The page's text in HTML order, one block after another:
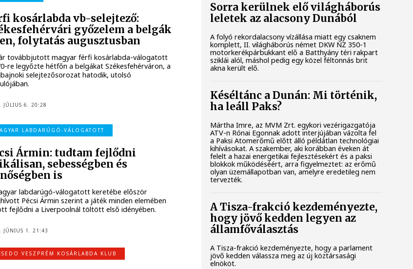
kosárlabda vb-selejtező:
győzelem a belgák
folytatás augusztusban
továbbjutott magyar férfi kosárlabda-válogatott
re legyőzte hétfőn a belgákat Székesfehérváron, a
selejtezősorozat hatodik, utolsó
JÚLIUS 6. 20:28
LABDARÚGÓ-VÁLOGATOTT
Ármin: tudtam fejlődni
sebességben és
is
labdarúgó-válogatott keretébe először
Pécsi Ármin szerint a játék minden elemében
fejlődni a Liverpoolnál töltött első idényében.
JÚNIUS 1. 21:43
VESZPRÉM KOSÁRLABDA KLUB
Sorra kerülnek elő világháborús
leletek az alacsony Dunából
A folyó rekordalacsony vízállása miatt egy csaknem
komplett, II. világháborús német DKW NZ 350-1
motorkerékpárbukkant elő a Batthyány téri rakpart
sziklái alól, máshol pedig egy közel féltonnás brit
akna került elő.
Késéltánc a Dunán: Mi történik,
ha leáll Paks?
Mártha Imre, az MVM Zrt. egykori vezérigazgatója
ATV-n Rónai Egonnak adott interjújában vázolta fel
a Paksi Atomerőmű előtt álló példátlan technológiai
kihívásokat. A szakember, aki korábban éveken át
felelt a hazai energetikai fejlesztésekért és a paksi
blokkok működéséért, arra figyelmeztet: az erőmű
olyan üzemállapotban van, amelyre eredetileg nem
tervezték.
A Tisza-frakció kezdeményezte,
hogy jövő kedden legyen az
államfőválasztás
A Tisza-frakció kezdeményezte, hogy a parlament
jövő kedden válassza meg az új köztársasági
elnököt.